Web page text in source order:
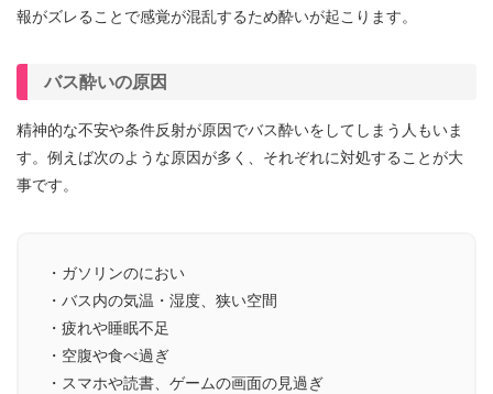
報がズレることで感覚が混乱するため酔いが起こります。
バス酔いの原因
精神的な不安や条件反射が原因でバス酔いをしてしまう人もいま
す。例えば次のような原因が多く、それぞれに対処することが大
事です。
・ガソリンのにおい
・バス内の気温・湿度、狭い空間
・疲れや睡眠不足
・空腹や食べ過ぎ
・スマホや読書、ゲームの画面の見過ぎ